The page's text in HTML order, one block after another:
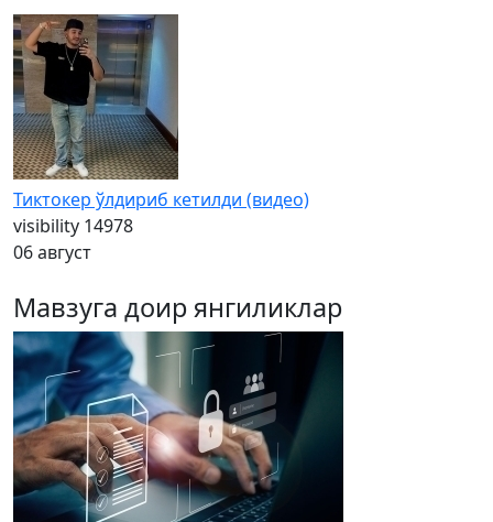
Тиктокер ўлдириб кетилди (видео)
visibility 14978
06 август
Мавзуга доир янгиликлар